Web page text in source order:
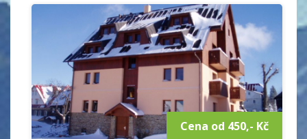
Vytápěná lyžárna s úložným prostorem
WiFi, TV
Sportovní možnosti:
Nejbližší lyžařský areál - Ski areál Plešivec
(300m).
3 km vzdálené lyžařské středisko Pernink
Pro běžkaře okolní obce upravují přibližně 80
km běžeckých stop protínající nejhezčí kouty
Krušných hor.
Cena od 450,- Kč